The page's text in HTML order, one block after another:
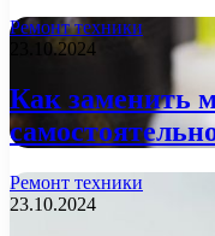
Ремонт техники
23.10.2024
Как заменить
Ремонт техники
23.10.2024